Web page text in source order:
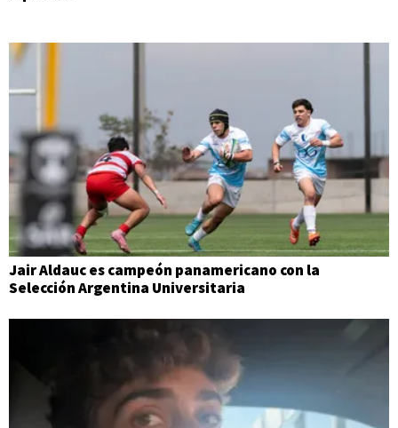
Jair Aldauc es campeón panamericano con la
Selección Argentina Universitaria